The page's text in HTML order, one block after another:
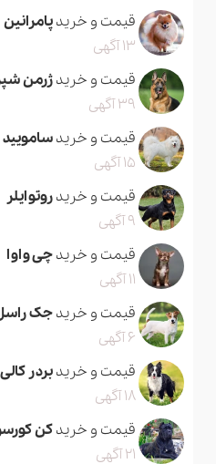
قیمت و خریدپامرانین
13 آگهی
قیمت و خریدژرمن
39 آگهی
قیمت و خریدسامویید
15 آگهی
قیمت و خریدروتوایلر
9 آگهی
قیمت و خریدچی واوا
11 آگهی
قیمت و خریدجک
6 آگهی
قیمت و خریدبردر کالی
18 آگهی
قیمت و خریدکن
21 آگهی